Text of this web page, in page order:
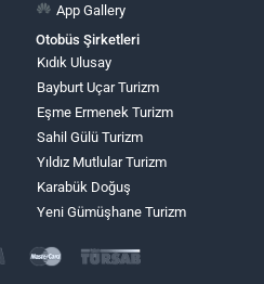
App Gallery
Otobüs Şirketleri
Kıdık Ulusay
Bayburt Uçar Turizm
Eşme Ermenek Turizm
Sahil Gülü Turizm
Yıldız Mutlular Turizm
Karabük Doğuş
Yeni Gümüşhane Turizm